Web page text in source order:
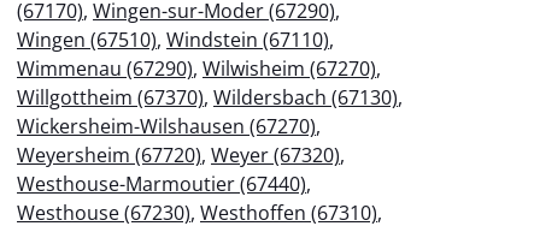
(67170), Wingen-sur-Moder (67290),
Wingen (67510), Windstein (67110),
Wimmenau (67290), Wilwisheim (67270),
Willgottheim (67370), Wildersbach (67130),
Wickersheim-Wilshausen (67270),
Weyersheim (67720), Weyer (67320),
Westhouse-Marmoutier (67440),
Westhouse (67230), Westhoffen (67310),